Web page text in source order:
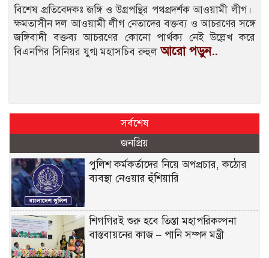
বিশেষ প্রতিবেদকঃ জঙ্গি ও উগ্রপন্থির পথপ্রদর্শক আওয়ামী লীগ।
ক্ষমতাসীন দল আওয়ামী লীগ নেতাদের বক্তব্য ও আচরণের সঙ্গে
জঙ্গিবাদী বক্তব্য আচরণের কোনো পার্থক্য নেই উল্লেখ করে
বিএনপির সিনিয়র যুগ্ম মহাসচিব রুহুলআরো পড়ুন..
সর্বশেষ
জনপ্রিয়
পুলিশ কর্মকর্তাদের নিয়ে অপপ্রচার, কঠোর
ব্যবস্থা নেওয়ার হুঁশিয়ারি
শিগগিরই শুরু হবে তিস্তা মহাপরিকল্পনা
বাস্তবায়নের কাজ – পানি সম্পদ মন্ত্রী